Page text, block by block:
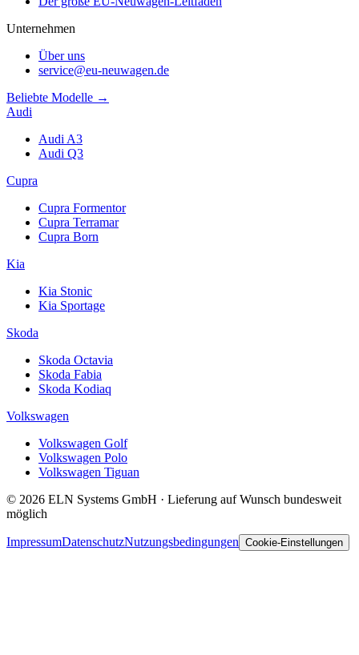
Unternehmen
Über uns
service@eu-neuwagen.de
Beliebte Modelle →
Audi
Audi A3
Audi Q3
Cupra
Cupra Formentor
Cupra Terramar
Cupra Born
Kia
Kia Stonic
Kia Sportage
Skoda
Skoda Octavia
Skoda Fabia
Skoda Kodiaq
Volkswagen
Volkswagen Golf
Volkswagen Polo
Volkswagen Tiguan
© 2026 ELN Systems GmbH · Lieferung auf Wunsch bundesweit
möglich
ImpressumDatenschutzNutzungsbedingungen Cookie-Einstellungen